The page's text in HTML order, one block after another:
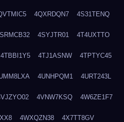
4QXRDQN7 4S31TENQ
4SYJTR01 4T4UXTTO
4TBBI1Y5 4TJ1ASNW 4TPTYC45
4UNHPQM1 4URT243L
4VNW7KSQ 4W6ZE1F7
4WXQZN38 4X7TT8GV